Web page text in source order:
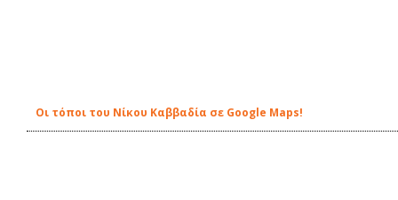
Οι τόποι του Νίκου Καββαδία σε Google Maps!